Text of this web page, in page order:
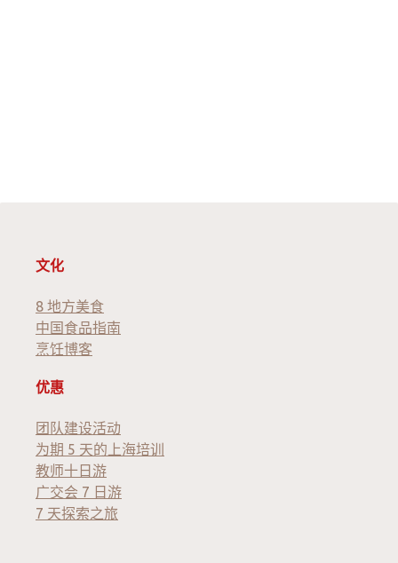
文化
8 地方美食
中国食品指南
烹饪博客
优惠
团队建设活动
为期 5 天的上海培训
教师十日游
广交会 7 日游
7 天探索之旅